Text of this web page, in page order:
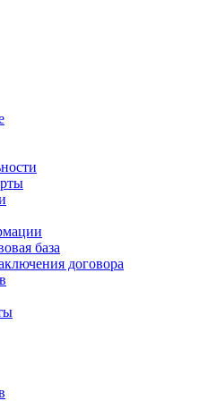
база
договора